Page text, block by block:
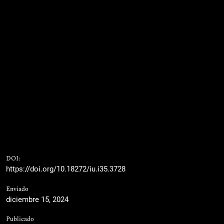
DOI:
https://doi.org/10.18272/iu.i35.3728
Enviado
diciembre 15, 2024
Publicado